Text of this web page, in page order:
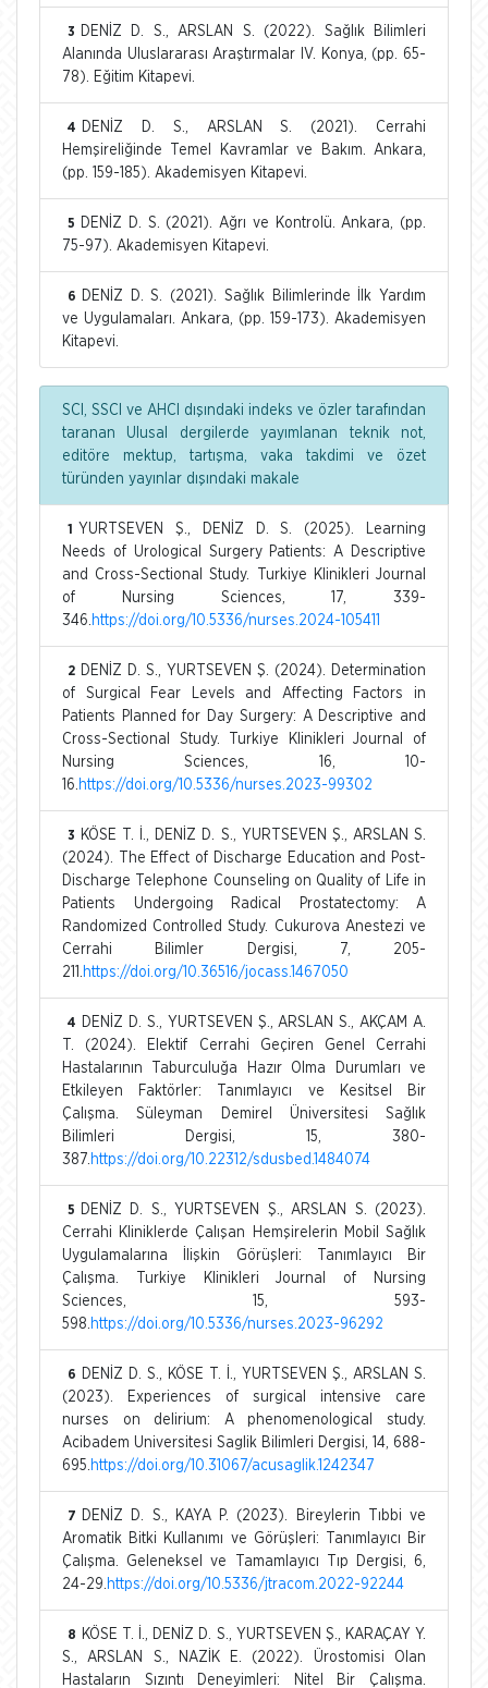
3
DENİZ D. S., ARSLAN S. (2022). Sağlık Bilimleri
Alanında Uluslararası Araştırmalar IV. Konya, (pp. 65-
78). Eğitim Kitapevi.
4
DENİZ D. S., ARSLAN S. (2021). Cerrahi
Hemşireliğinde Temel Kavramlar ve Bakım. Ankara,
(pp. 159-185). Akademisyen Kitapevi.
5
DENİZ D. S. (2021). Ağrı ve Kontrolü. Ankara, (pp.
75-97). Akademisyen Kitapevi.
6
DENİZ D. S. (2021). Sağlık Bilimlerinde İlk Yardım
ve Uygulamaları. Ankara, (pp. 159-173). Akademisyen
Kitapevi.
SCI, SSCI ve AHCI dışındaki indeks ve özler tarafından
taranan Ulusal dergilerde yayımlanan teknik not,
editöre mektup, tartışma, vaka takdimi ve özet
türünden yayınlar dışındaki makale
1
YURTSEVEN Ş., DENİZ D. S. (2025). Learning
Needs of Urological Surgery Patients: A Descriptive
and Cross-Sectional Study. Turkiye Klinikleri Journal
of Nursing Sciences, 17, 339-
346. https://doi.org/10.5336/nurses.2024-105411
2
DENİZ D. S., YURTSEVEN Ş. (2024). Determination
of Surgical Fear Levels and Affecting Factors in
Patients Planned for Day Surgery: A Descriptive and
Cross-Sectional Study. Turkiye Klinikleri Journal of
Nursing Sciences, 16, 10-
16. https://doi.org/10.5336/nurses.2023-99302
3
KÖSE T. İ., DENİZ D. S., YURTSEVEN Ş., ARSLAN S.
(2024). The Effect of Discharge Education and Post-
Discharge Telephone Counseling on Quality of Life in
Patients Undergoing Radical Prostatectomy: A
Randomized Controlled Study. Cukurova Anestezi ve
Cerrahi Bilimler Dergisi, 7, 205-
211. https://doi.org/10.36516/jocass.1467050
4
DENİZ D. S., YURTSEVEN Ş., ARSLAN S., AKÇAM A.
T. (2024). Elektif Cerrahi Geçiren Genel Cerrahi
Hastalarının Taburculuğa Hazır Olma Durumları ve
Etkileyen Faktörler: Tanımlayıcı ve Kesitsel Bir
Çalışma. Süleyman Demirel Üniversitesi Sağlık
Bilimleri Dergisi, 15, 380-
387. https://doi.org/10.22312/sdusbed.1484074
5
DENİZ D. S., YURTSEVEN Ş., ARSLAN S. (2023).
Cerrahi Kliniklerde Çalışan Hemşirelerin Mobil Sağlık
Uygulamalarına İlişkin Görüşleri: Tanımlayıcı Bir
Çalışma. Turkiye Klinikleri Journal of Nursing
Sciences, 15, 593-
598. https://doi.org/10.5336/nurses.2023-96292
6
DENİZ D. S., KÖSE T. İ., YURTSEVEN Ş., ARSLAN S.
(2023). Experiences of surgical intensive care
nurses on delirium: A phenomenological study.
Acibadem Universitesi Saglik Bilimleri Dergisi, 14, 688-
695. https://doi.org/10.31067/acusaglik.1242347
7
DENİZ D. S., KAYA P. (2023). Bireylerin Tıbbi ve
Aromatik Bitki Kullanımı ve Görüşleri: Tanımlayıcı Bir
Çalışma. Geleneksel ve Tamamlayıcı Tıp Dergisi, 6,
24-29. https://doi.org/10.5336/jtracom.2022-92244
8
KÖSE T. İ., DENİZ D. S., YURTSEVEN Ş., KARAÇAY Y.
S., ARSLAN S., NAZİK E. (2022). Ürostomisi Olan
Hastaların Sızıntı Deneyimleri: Nitel Bir Çalışma.